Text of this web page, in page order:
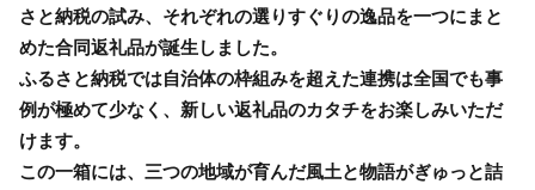
さと納税の試み、それぞれの選りすぐりの逸品を一つにまと
めた合同返礼品が誕生しました。
ふるさと納税では自治体の枠組みを超えた連携は全国でも事
例が極めて少なく、新しい返礼品のカタチをお楽しみいただ
けます。
この一箱には、三つの地域が育んだ風土と物語がぎゅっと詰